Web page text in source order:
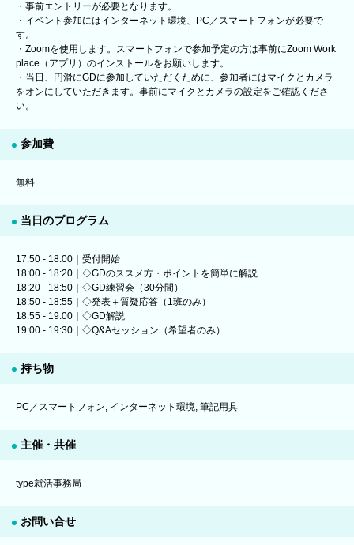
・事前エントリーが必要となります。
・イベント参加にはインターネット環境、PC／スマートフォンが必要で
す。
・Zoomを使用します。スマートフォンで参加予定の方は事前にZoom Work
place（アプリ）のインストールをお願いします。
・当日、円滑にGDに参加していただくために、参加者にはマイクとカメラ
をオンにしていただきます。事前にマイクとカメラの設定をご確認くださ
い。
参加費
無料
当日のプログラム
17:50 - 18:00｜受付開始
18:00 - 18:20｜◇GDのススメ方・ポイントを簡単に解説
18:20 - 18:50｜◇GD練習会（30分間）
18:50 - 18:55｜◇発表＋質疑応答（1班のみ）
18:55 - 19:00｜◇GD解説
19:00 - 19:30｜◇Q&Aセッション（希望者のみ）
持ち物
PC／スマートフォン, インターネット環境, 筆記用具
主催・共催
type就活事務局
お問い合せ